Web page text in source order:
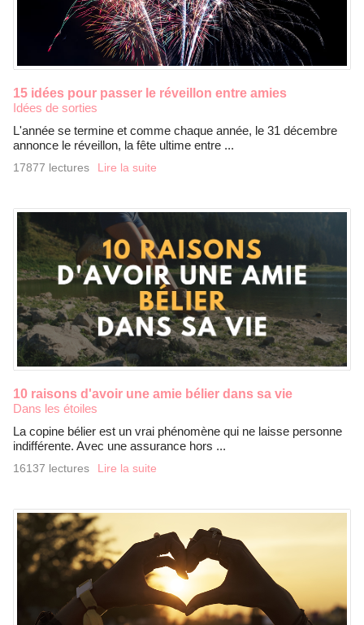
15 idées pour passer le réveillon entre amies
Idées de sorties
L'année se termine et comme chaque année, le 31 décembre
annonce le réveillon, la fête ultime entre ...
17877 lectures Lire la suite
10 raisons d'avoir une amie bélier dans sa vie
Dans les étoiles
La copine bélier est un vrai phénomène qui ne laisse personne
indifférente. Avec une assurance hors ...
16137 lectures Lire la suite